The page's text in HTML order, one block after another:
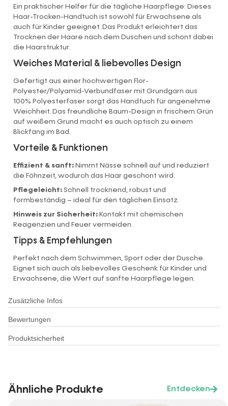
Zusätzliche Infos
Bewertungen
Produktsicherheit
Ein praktischer Helfer für die tägliche Haarpflege: Dieses
Haar-Trocken-Handtuch ist sowohl für Erwachsene als
auch für Kinder geeignet. Das Produkt erleichtert das
Trocknen der Haare nach dem Duschen und schont dabei
die Haarstruktur.
Weiches Material & liebevolles Design
Gefertigt aus einer hochwertigen Flor-
Polyester/Polyamid-Verbundfaser mit Grundgarn aus
100% Polyesterfaser sorgt das Handtuch für angenehme
Weichheit. Das freundliche Baum-Design in frischem Grün
auf weißem Grund macht es auch optisch zu einem
Blickfang im Bad.
Vorteile & Funktionen
Effizient & sanft: Nimmt Nässe schnell auf und reduziert
die Föhnzeit, wodurch das Haar geschont wird.
Pflegeleicht: Schnell trocknend, robust und
formbeständig – ideal für den täglichen Einsatz.
Hinweis zur Sicherheit: Kontakt mit chemischen
Reagenzien und Feuer vermeiden.
Tipps & Empfehlungen
Perfekt nach dem Schwimmen, Sport oder der Dusche.
Eignet sich auch als liebevolles Geschenk für Kinder und
Erwachsene, die Wert auf sanfte Haarpflege legen.
Ähnliche Produkte Entdecken